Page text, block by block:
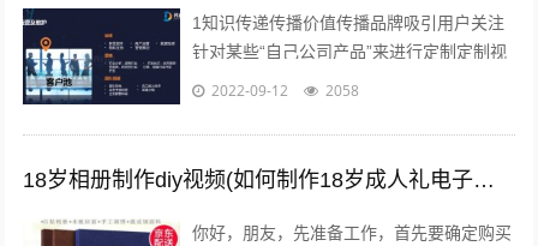
1知识传递传播价值传播品牌吸引用户关注
针对某些“自己公司产品”来进行定制定制视
频创作在视频营销中占了一大块，毕竟视频
2022-09-12 2058
18岁相册制作diy视频(如何制作18岁成人礼电子相册)
你好，朋友，先准备工作，首先要确定购买